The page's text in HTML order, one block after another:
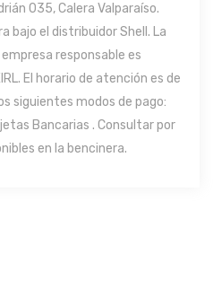
035, Calera Valparaíso.
bajo el distribuidor Shell. La
responsable es
El horario de atención es de
siguientes modos de pago:
Bancarias . Consultar por
en la bencinera.